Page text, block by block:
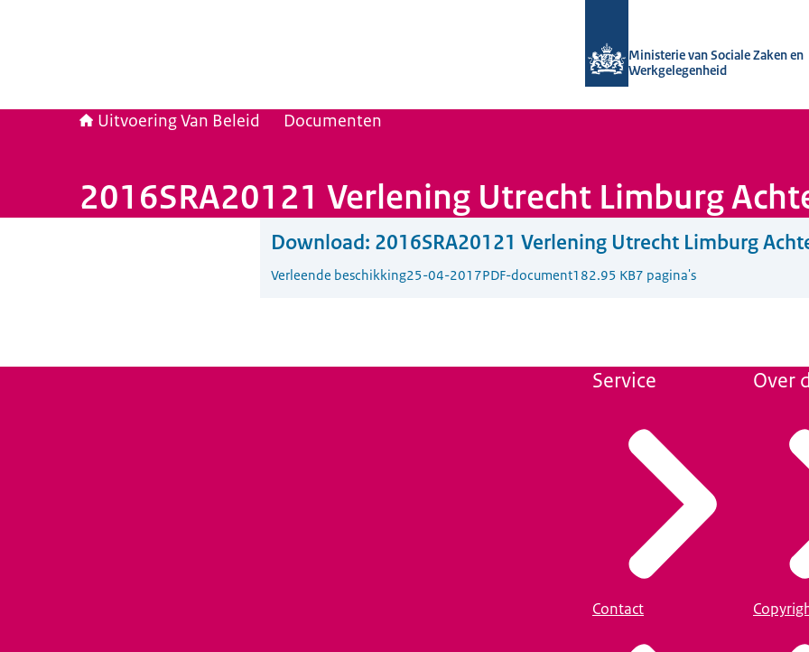
Ministerie van Sociale Zaken en
Werkgelegenheid
Uitvoering Van Beleid Documenten
2016SRA20121 Verlening Utrecht Limburg
Download: 2016SRA20121 Verlening Utrecht Limburg
Verleende beschikking25-04-2017PDF-document182.95 KB7 pagina's
Service
Contact
Over